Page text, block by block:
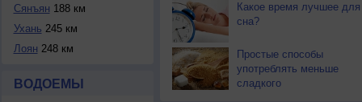
Сянъян 188 км
Ухань 245 км
Лоян 248 км
ВОДОЕМЫ
Какое время лучшее для
сна?
Простые способы
употреблять меньше
сладкого